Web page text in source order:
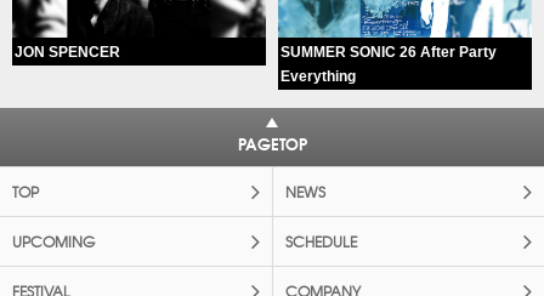
JON SPENCER
SUMMER SONIC 26 After Party
Everything
PAGETOP
TOP NEWS
UPCOMING SCHEDULE
FESTIVAL COMPANY